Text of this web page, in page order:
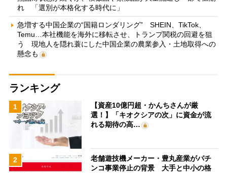
れ 「選別が本格化する時代に」
急増する中国企業の“国籍ロンダリング” SHEIN、TikTok、
Temu…本社機能を海外に移転させ、トランプ関税の回避を狙
う 現地人を隠れ蓑にした中国企業の農業参入・土地取得への
懸念も
ランキング
1
【資産10億円超・かんちさんが厳
選！】「キオクシアの次」に資金が流
れる期待の高…
2
老舗遊技機メーカー・豊丸産業がパチ
ンコ事業停止の背景 大手と中小の格